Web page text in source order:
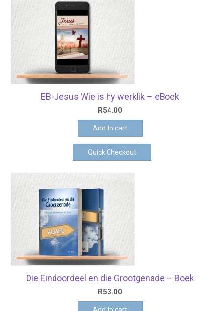
EB-Jesus Wie is hy werklik – eBoek
R54.00
Add to cart
Quick Checkout
Die Eindoordeel en die Grootgenade – Boek
R53.00